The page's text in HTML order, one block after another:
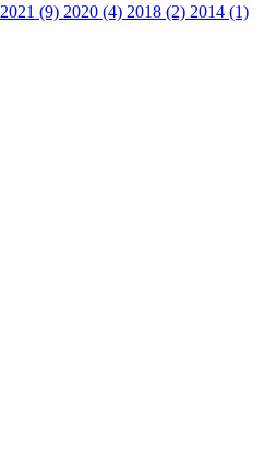
2021 (9) 2020 (4) 2018 (2) 2014 (1)